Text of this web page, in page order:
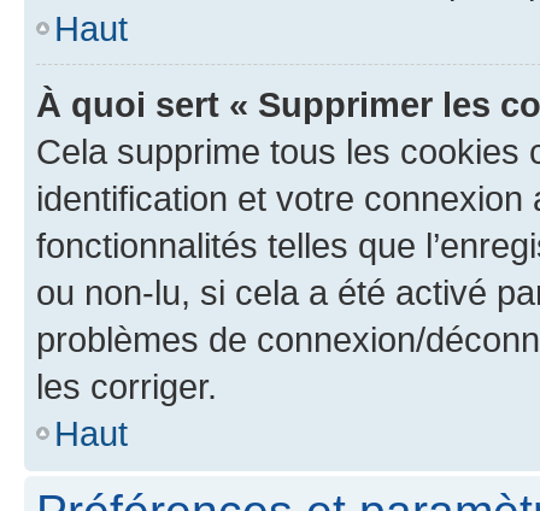
Haut
À quoi sert « Supprimer les
Cela supprime tous les cookies
identification et votre
fonctionnalités telles que
ou non-lu, si cela a été activé
problèmes de connexion/
les corriger.
Haut